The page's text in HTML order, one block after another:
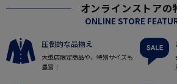
オンラインストアの
ONLINE STORE
圧倒的な品揃え
大型店限定商品や、特別サイズも
豊富！